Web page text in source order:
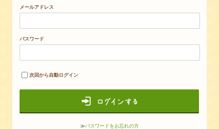
メールアドレス
パスワード
次回から自動ログイン
≫パスワードをお忘れの方